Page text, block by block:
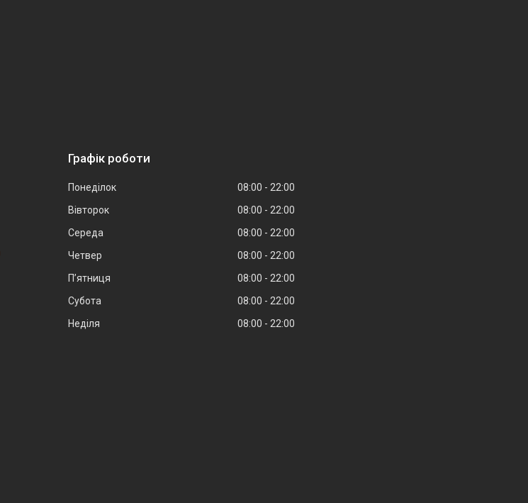
Графік роботи
Понеділок 08:00
22:00
Вівторок
08:00
22:00
Середа
08:00
22:00
Четвер
08:00
22:00
Пʼятниця
08:00
22:00
Субота
08:00
22:00
Неділя
08:00 22:00